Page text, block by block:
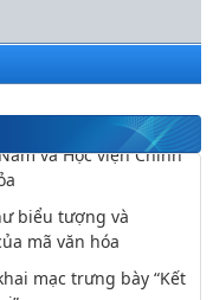
vụ năm 2026 của
Nam
và Học viện Chính
biểu tượng và
mã văn hóa
mạc trưng bày “Kết